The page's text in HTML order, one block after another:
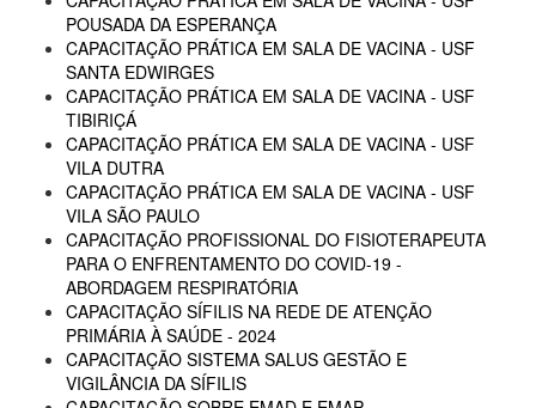
POUSADA DA ESPERANÇA
CAPACITAÇÃO PRÁTICA EM SALA DE VACINA - USF
SANTA EDWIRGES
CAPACITAÇÃO PRÁTICA EM SALA DE VACINA - USF
TIBIRIÇÁ
CAPACITAÇÃO PRÁTICA EM SALA DE VACINA - USF
VILA DUTRA
CAPACITAÇÃO PRÁTICA EM SALA DE VACINA - USF
VILA SÃO PAULO
CAPACITAÇÃO PROFISSIONAL DO FISIOTERAPEUTA
PARA O ENFRENTAMENTO DO COVID-19 -
ABORDAGEM RESPIRATÓRIA
CAPACITAÇÃO SÍFILIS NA REDE DE ATENÇÃO
PRIMÁRIA À SAÚDE - 2024
CAPACITAÇÃO SISTEMA SALUS GESTÃO E
VIGILÂNCIA DA SÍFILIS